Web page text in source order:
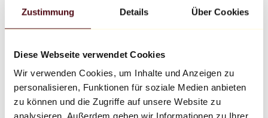
Zustimmung Details Über Cookies
Diese Webseite verwendet Cookies
Wir verwenden Cookies, um Inhalte und Anzeigen zu
personalisieren, Funktionen für soziale Medien anbieten
zu können und die Zugriffe auf unsere Website zu
analysieren. Außerdem geben wir Informationen zu Ihrer
Richard Orlinski
Keith Haring
Jeff Koons
Jean-Michel Basquiat
Alle Designer
Werk der Woche